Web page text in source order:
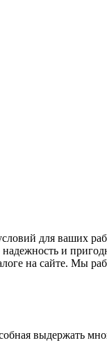
для ваших
и
на сайте. Мы
выдержать